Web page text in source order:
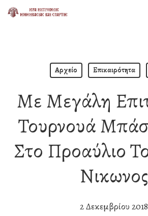
Skip
Αρχείο Επικαιρότητα
Με Μεγάλη
Τουρνουά
Στο Προαύλιο
Νικωνος
2 Δεκεμβρίου 2018